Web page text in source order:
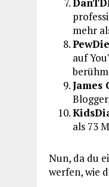
mehr
auf
James
als 73
Nun, da du
werfen, wie